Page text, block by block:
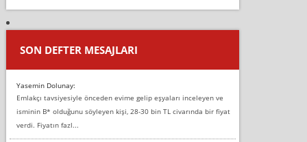
SON DEFTER MESAJLARI
Yasemin Dolunay:
Emlakçı tavsiyesiyle önceden evime gelip eşyaları inceleyen ve
isminin B* olduğunu söyleyen kişi, 28-30 bin TL civarında bir fiyat
verdi. Fiyatın fazl...